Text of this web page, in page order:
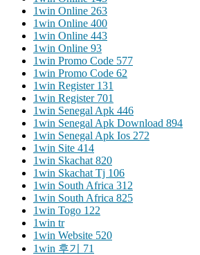
1win Online 263
1win Online 400
1win Online 443
1win Online 93
1win Promo Code 577
1win Promo Code 62
1win Register 131
1win Register 701
1win Senegal Apk 446
1win Senegal Apk Download 894
1win Senegal Apk Ios 272
1win Site 414
1win Skachat 820
1win Skachat Tj 106
1win South Africa 312
1win South Africa 825
1win Togo 122
1win tr
1win Website 520
1win 후기 71